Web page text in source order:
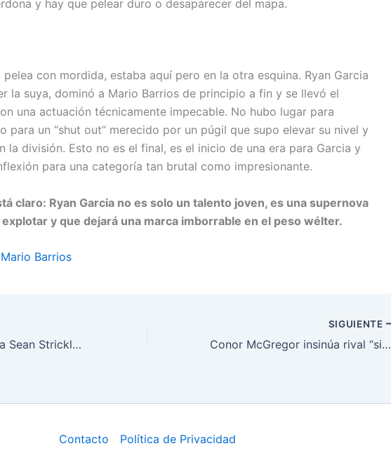
y hay que pelear duro o desaparecer del mapa.
pelea con mordida, estaba aquí pero en la otra esquina. Ryan Garcia
la suya, dominó a Mario Barrios de principio a fin y se llevó el
una actuación técnicamente impecable. No hubo lugar para
para un “shut out” merecido por un púgil que supo elevar su nivel y
la división. Esto no es el final, es el inicio de una era para Garcia y
para una categoría tan brutal como impresionante.
claro: Ryan Garcia no es solo un talento joven, es una supernova
explotar y que dejará una marca imborrable en el peso wélter.
Mario Barrios
Khamzat Chimaev a Sean Strickland: “Cálmate” tras UFC Houston
SIGUIENTE
Conor McGregor insinúa rival “sin nombre” para su regreso UFC
Contacto Política de Privacidad